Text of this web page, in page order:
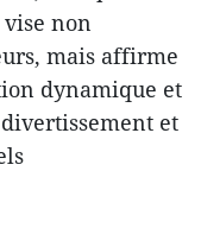
non
mais affirme
dynamique et
et